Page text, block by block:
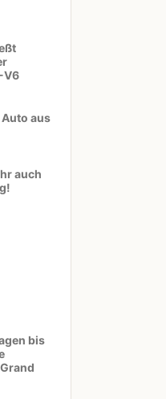
V6
Auto aus
auch
bis